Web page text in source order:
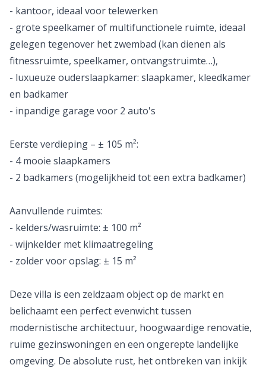
- kantoor, ideaal voor telewerken
- grote speelkamer of multifunctionele ruimte, ideaal
gelegen tegenover het zwembad (kan dienen als
fitnessruimte, speelkamer, ontvangstruimte…),
- luxueuze ouderslaapkamer: slaapkamer, kleedkamer
en badkamer
- inpandige garage voor 2 auto's
Eerste verdieping – ± 105 m²:
- 4 mooie slaapkamers
- 2 badkamers (mogelijkheid tot een extra badkamer)
Aanvullende ruimtes:
- kelders/wasruimte: ± 100 m²
- wijnkelder met klimaatregeling
- zolder voor opslag: ± 15 m²
Deze villa is een zeldzaam object op de markt en
belichaamt een perfect evenwicht tussen
modernistische architectuur, hoogwaardige renovatie,
ruime gezinswoningen en een ongerepte landelijke
omgeving. De absolute rust, het ontbreken van inkijk